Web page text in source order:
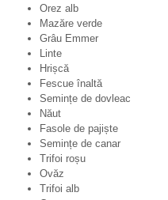
Orez alb
Mazăre verde
Grâu Emmer
Linte
Hrișcă
Fescue înaltă
Semințe de dovleac
Năut
Fasole de pajiște
Semințe de canar
Trifoi roșu
Ovăz
Trifoi alb